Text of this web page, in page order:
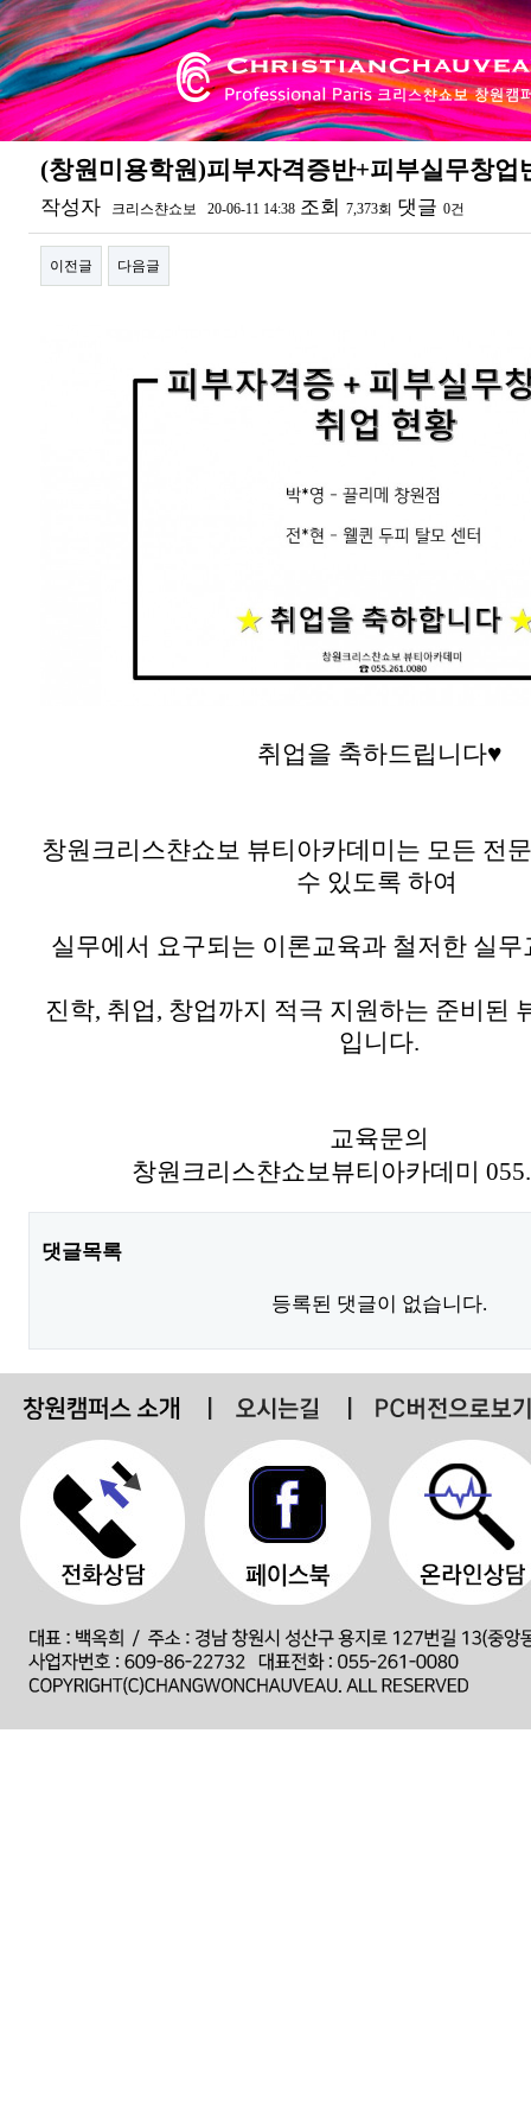
(창원미용학원)피부자격증반+피부실무창업
작성자 크리스챤쇼보 20-06-11 14:38 조회 7,373회 댓글 0건
이전글 다음글
취업을 축하드립니다♥
창원크리스챤쇼보 뷰티아카데미는 모든 전
수 있도록 하여
실무에서 요구되는 이론교육과 철저한 실
진학, 취업, 창업까지 적극 지원하는 준비된
입니다.
교육문의
창원크리스챤쇼보뷰티아카데미
댓글목록
등록된 댓글이 없습니다.